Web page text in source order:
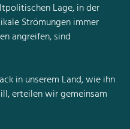
Lage, in der
Strömungen immer
angreifen, sind
in unserem Land, wie ihn
erteilen wir gemeinsam